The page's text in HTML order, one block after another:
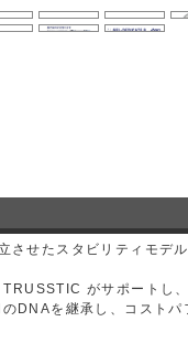
させたスタビリティモデル
がサポートし
DNAを継承し、コストパ